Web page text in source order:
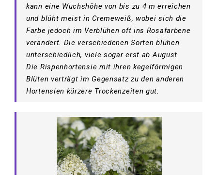
kann eine Wuchshöhe von bis zu 4 m erreichen
und blüht meist in Cremeweiß, wobei sich die
Farbe jedoch im Verblühen oft ins Rosafarbene
verändert. Die verschiedenen Sorten blühen
unterschiedlich, viele sogar erst ab August.
Die Rispenhortensie mit ihren kegelförmigen
Blüten verträgt im Gegensatz zu den anderen
Hortensien kürzere Trockenzeiten gut.